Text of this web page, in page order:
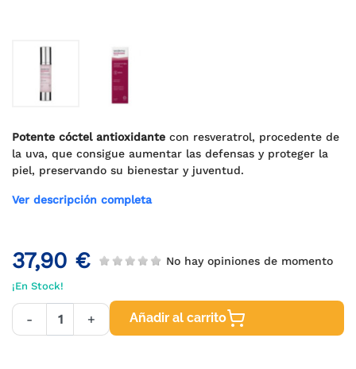
Potente cóctel antioxidante con resveratrol, procedente de
la uva, que consigue aumentar las defensas y proteger la
piel, preservando su bienestar y juventud.
Ver descripción completa
37,90 € No hay opiniones de momento
¡En Stock!
- + Añadir al carrito